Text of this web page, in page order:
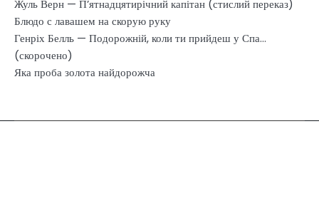
Жуль Верн — П’ятнадцятирічний капітан (стислий переказ)
Блюдо с лавашем на скорую руку
Генріх Белль — Подорожній, коли ти прийдеш у Спа…
(скорочено)
Яка проба золота найдорожча